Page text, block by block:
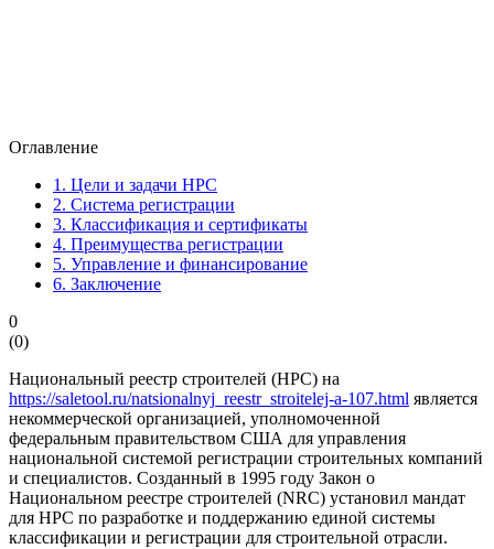
Оглавление
1. Цели и задачи НРС
2. Система регистрации
3. Классификация и сертификаты
4. Преимущества регистрации
5. Управление и финансирование
6. Заключение
0
(0)
Национальный реестр строителей (НРС) на
https://saletool.ru/natsionalnyj_reestr_stroitelej-a-107.html является
некоммерческой организацией, уполномоченной
федеральным правительством США для управления
национальной системой регистрации строительных компаний
и специалистов. Созданный в 1995 году Закон о
Национальном реестре строителей (NRC) установил мандат
для НРС по разработке и поддержанию единой системы
классификации и регистрации для строительной отрасли.